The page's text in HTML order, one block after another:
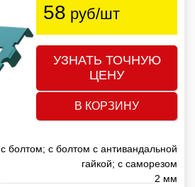
58 руб/шт
УЗНАТЬ ТОЧНУЮ
ЦЕНУ
В КОРЗИНУ
с болтом; с болтом с антивандальной
гайкой; с саморезом
2 мм